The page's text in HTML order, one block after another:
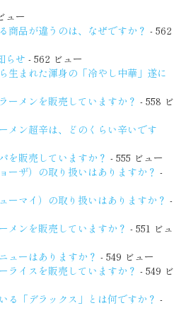
ュー
商品が違うのは、なぜですか？ - 562
らせ - 562 ビュー
生まれた渾身の「冷やし中華」遂に
ーメンを販売していますか？ - 558 ビ
メン超辛は、どのくらい辛いです
を販売していますか？ - 555 ビュー
ーザ）の取り扱いはありますか？ -
ーマイ）の取り扱いはありますか？ -
メンを販売していますか？ - 551 ビュ
ューはありますか？ - 549 ビュー
ライスを販売していますか？ - 549 ビ
る「デラックス」とは何ですか？ -